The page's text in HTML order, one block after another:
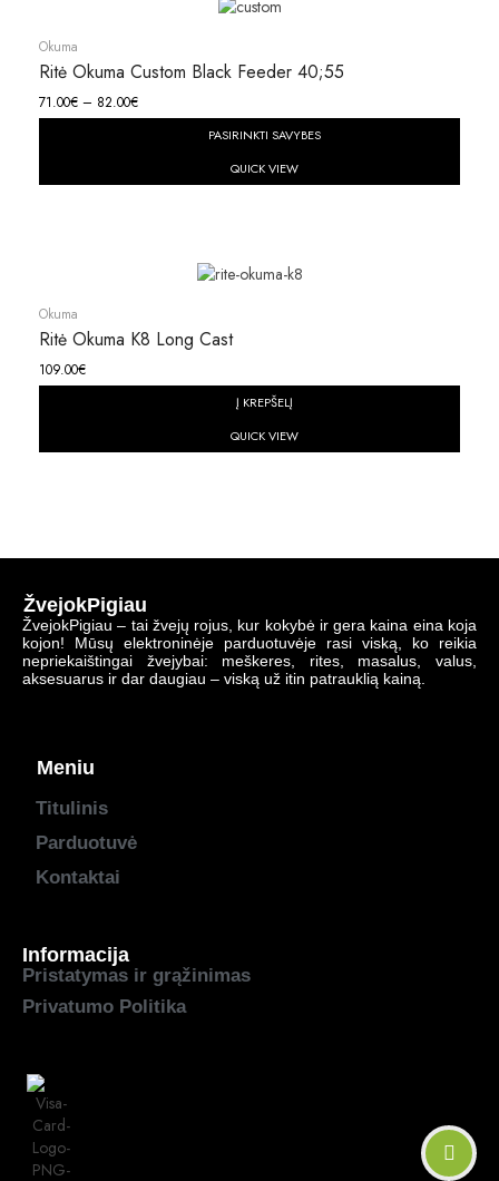
Okuma
Ritė Okuma Custom Black Feeder 40;55
71.00€ – 82.00€
PASIRINKTI SAVYBES
QUICK VIEW
Okuma
Ritė Okuma K8 Long Cast
109.00€
Į KREPŠELĮ
QUICK VIEW
ŽvejokPigiau
ŽvejokPigiau – tai žvejų rojus, kur kokybė ir gera kaina eina koja
kojon! Mūsų elektroninėje parduotuvėje rasi viską, ko reikia
nepriekaištingai žvejybai: meškeres, rites, masalus, valus,
aksesuarus ir dar daugiau – viską už itin patrauklią kainą.
Meniu
Titulinis
Parduotuvė
Kontaktai
Informacija
Pristatymas ir grąžinimas
Privatumo Politika